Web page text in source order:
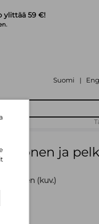
ylittää 59 €!
Suomi |
ja
Kontinen (kuv.)